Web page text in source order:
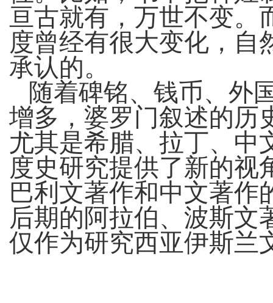
亘古就有，万世不变。
度曾经有很大变化，自
承认的。
随着碑铭、钱币、外
增多，婆罗门叙述的历
尤其是希腊、拉丁、中
度史研究提供了新的视
巴利文著作和中文著作
后期的阿拉伯、波斯文
仅作为研究西亚伊斯兰